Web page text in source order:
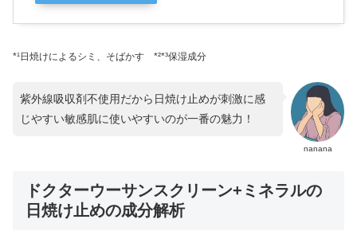
*¹日焼けによるシミ、そばかす *²*³保湿成分
nanana
紫外線吸収剤不使用だから日焼け止めが刺激に感
じやすい敏感肌に使いやすいのが一番の魅力！
ドクターウーサンスクリーン+ミネラルの
日焼け止めの成分解析